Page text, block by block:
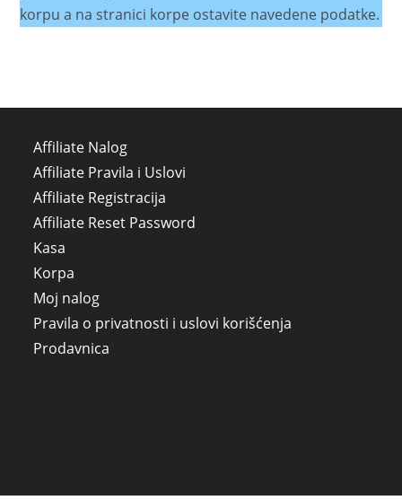
korpu a na stranici korpe ostavite navedene podatke.
Affiliate Nalog
Affiliate Pravila i Uslovi
Affiliate Registracija
Affiliate Reset Password
Kasa
Korpa
Moj nalog
Pravila o privatnosti i uslovi korišćenja
Prodavnica